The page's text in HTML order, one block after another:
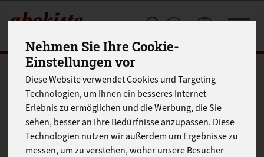
Nehmen Sie Ihre Cookie-
Einstellungen vor
Diese Website verwendet Cookies und Targeting
Technologien, um Ihnen ein besseres Internet-
Erlebnis zu ermöglichen und die Werbung, die Sie
sehen, besser an Ihre Bedürfnisse anzupassen. Diese
Technologien nutzen wir außerdem um Ergebnisse zu
messen, um zu verstehen, woher unsere Besucher
Produkte Getränke
Produkt "Primitivo La
Marchesa" nicht
verfügbar.